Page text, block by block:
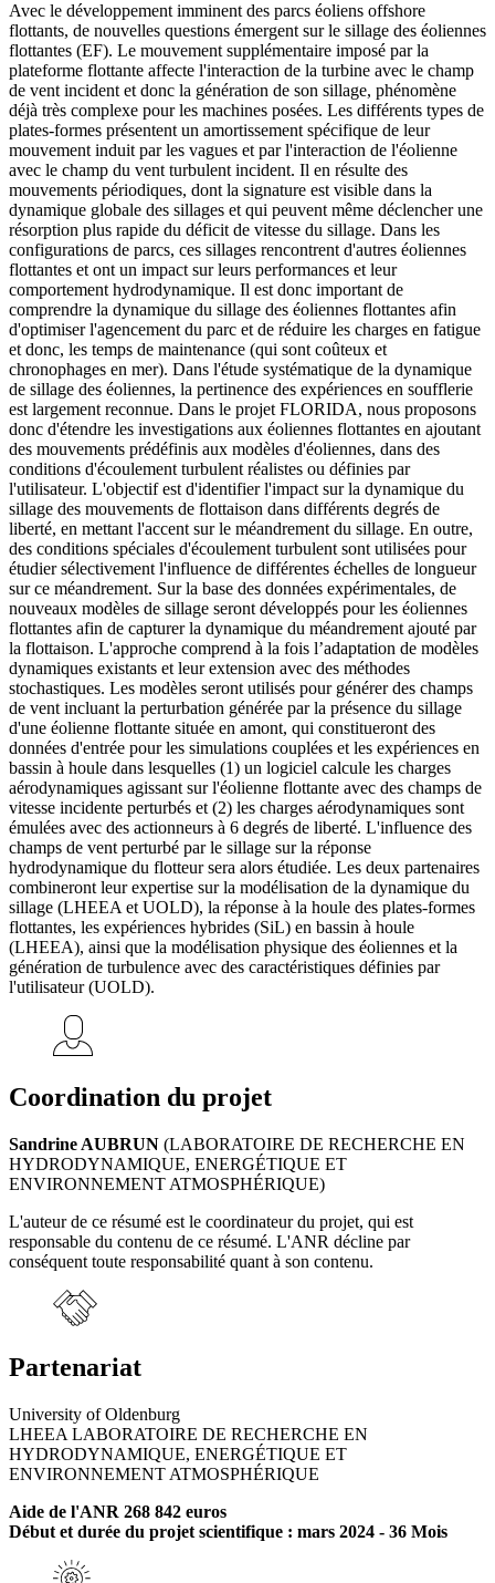
Avec le développement imminent des parcs éoliens offshore
flottants, de nouvelles questions émergent sur le sillage des éoliennes
flottantes (EF). Le mouvement supplémentaire imposé par la
plateforme flottante affecte l'interaction de la turbine avec le champ
de vent incident et donc la génération de son sillage, phénomène
déjà très complexe pour les machines posées. Les différents types de
plates-formes présentent un amortissement spécifique de leur
mouvement induit par les vagues et par l'interaction de l'éolienne
avec le champ du vent turbulent incident. Il en résulte des
mouvements périodiques, dont la signature est visible dans la
dynamique globale des sillages et qui peuvent même déclencher une
résorption plus rapide du déficit de vitesse du sillage. Dans les
configurations de parcs, ces sillages rencontrent d'autres éoliennes
flottantes et ont un impact sur leurs performances et leur
comportement hydrodynamique. Il est donc important de
comprendre la dynamique du sillage des éoliennes flottantes afin
d'optimiser l'agencement du parc et de réduire les charges en fatigue
et donc, les temps de maintenance (qui sont coûteux et
chronophages en mer). Dans l'étude systématique de la dynamique
de sillage des éoliennes, la pertinence des expériences en soufflerie
est largement reconnue. Dans le projet FLORIDA, nous proposons
donc d'étendre les investigations aux éoliennes flottantes en ajoutant
des mouvements prédéfinis aux modèles d'éoliennes, dans des
conditions d'écoulement turbulent réalistes ou définies par
l'utilisateur. L'objectif est d'identifier l'impact sur la dynamique du
sillage des mouvements de flottaison dans différents degrés de
liberté, en mettant l'accent sur le méandrement du sillage. En outre,
des conditions spéciales d'écoulement turbulent sont utilisées pour
étudier sélectivement l'influence de différentes échelles de longueur
sur ce méandrement. Sur la base des données expérimentales, de
nouveaux modèles de sillage seront développés pour les éoliennes
flottantes afin de capturer la dynamique du méandrement ajouté par
la flottaison. L'approche comprend à la fois l’adaptation de modèles
dynamiques existants et leur extension avec des méthodes
stochastiques. Les modèles seront utilisés pour générer des champs
de vent incluant la perturbation générée par la présence du sillage
d'une éolienne flottante située en amont, qui constitueront des
données d'entrée pour les simulations couplées et les expériences en
bassin à houle dans lesquelles (1) un logiciel calcule les charges
aérodynamiques agissant sur l'éolienne flottante avec des champs de
vitesse incidente perturbés et (2) les charges aérodynamiques sont
émulées avec des actionneurs à 6 degrés de liberté. L'influence des
champs de vent perturbé par le sillage sur la réponse
hydrodynamique du flotteur sera alors étudiée. Les deux partenaires
combineront leur expertise sur la modélisation de la dynamique du
sillage (LHEEA et UOLD), la réponse à la houle des plates-formes
flottantes, les expériences hybrides (SiL) en bassin à houle
(LHEEA), ainsi que la modélisation physique des éoliennes et la
génération de turbulence avec des caractéristiques définies par
l'utilisateur (UOLD).
Coordination du projet
Sandrine AUBRUN (LABORATOIRE DE RECHERCHE EN
HYDRODYNAMIQUE, ENERGÉTIQUE ET
ENVIRONNEMENT ATMOSPHÉRIQUE)
L'auteur de ce résumé est le coordinateur du projet, qui est
responsable du contenu de ce résumé. L'ANR décline par
conséquent toute responsabilité quant à son contenu.
Partenariat
University of Oldenburg
LHEEA LABORATOIRE DE RECHERCHE EN
HYDRODYNAMIQUE, ENERGÉTIQUE ET
ENVIRONNEMENT ATMOSPHÉRIQUE
Aide de l'ANR 268 842 euros
Début et durée du projet scientifique : mars 2024 - 36 Mois